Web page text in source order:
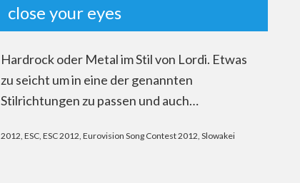
close your eyes
Hardrock oder Metal im Stil von Lordi. Etwas
zu seicht um in eine der genannten
Stilrichtungen zu passen und auch…
2012 ESC ESC 2012 Eurovision Song Contest 2012 Slowakei